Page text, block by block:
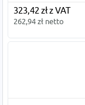
323,42 zł z VAT
262,94 zł netto